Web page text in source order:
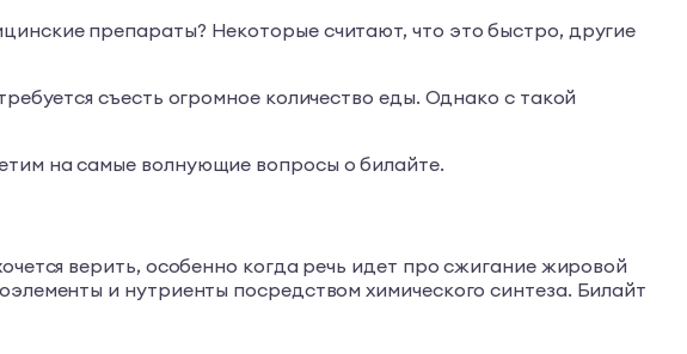
препараты? Некоторые считают, что это быстро, другие
съесть огромное количество еды. Однако с такой
на самые волнующие вопросы о билайте.
верить, особенно когда речь идет про сжигание жировой
и нутриенты посредством химического синтеза. Билайт